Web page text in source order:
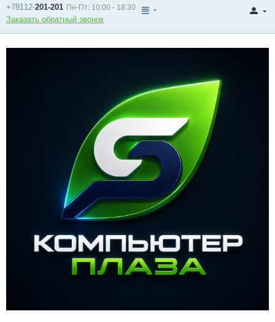
+78112-201-201 Пн-Пт: 10:00 - 18:30
Заказать обратный звонок